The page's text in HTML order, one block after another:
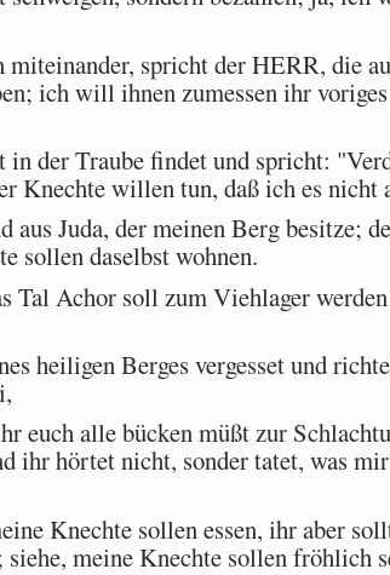
spricht der HERR, die
ich will ihnen zumessen ihr
der Traube findet und spricht:
Knechte willen tun, daß ich es nicht
aus Juda, der meinen Berg besitze;
sollen daselbst wohnen.
Tal Achor soll zum Viehlager
heiligen Berges vergesset und
euch alle bücken müßt zur
ihr hörtet nicht, sonder tatet, was
Knechte sollen essen, ihr aber
meine Knechte sollen fröhlich